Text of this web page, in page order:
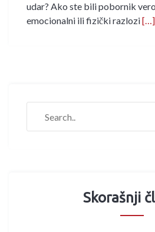
udar? Ako ste bili pobornik
emocionalni ili fizički razlozi[…]
Skorašnji